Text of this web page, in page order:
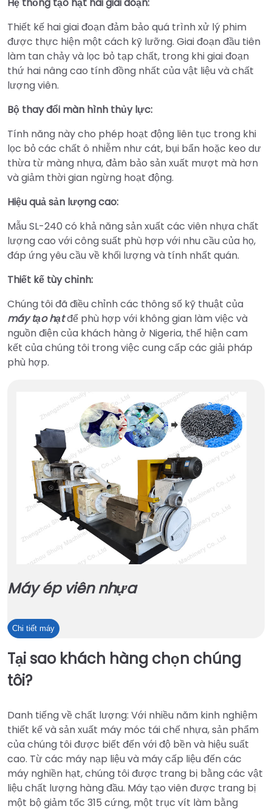
Thiết kế hai giai đoạn đảm bảo quá trình xử lý phim
được thực hiện một cách kỹ lưỡng. Giai đoạn đầu tiên
làm tan chảy và lọc bỏ tạp chất, trong khi giai đoạn
thứ hai nâng cao tính đồng nhất của vật liệu và chất
lượng viên.
Bộ thay đổi màn hình thủy lực:
Tính năng này cho phép hoạt động liên tục trong khi
lọc bỏ các chất ô nhiễm như cát, bụi bẩn hoặc keo dư
thừa từ màng nhựa, đảm bảo sản xuất mượt mà hơn
và giảm thời gian ngừng hoạt động.
Hiệu quả sản lượng cao:
Mẫu SL-240 có khả năng sản xuất các viên nhựa chất
lượng cao với công suất phù hợp với nhu cầu của họ,
đáp ứng yêu cầu về khối lượng và tính nhất quán.
Thiết kế tùy chỉnh:
Chúng tôi đã điều chỉnh các thông số kỹ thuật của
máy tạo hạtđể phù hợp với không gian làm việc và
nguồn điện của khách hàng ở Nigeria, thể hiện cam
kết của chúng tôi trong việc cung cấp các giải pháp
phù hợp.
Máy ép viên nhựa
Chi tiết máyMáy
viên
Tại sao khách hàng chọn chúng
tôi?
Danh tiếng về chất lượng: Với nhiều năm kinh nghiệm
thiết kế và sản xuất máy móc tái chế nhựa, sản phẩm
của chúng tôi được biết đến với độ bền và hiệu suất
cao. Từ các máy nạp liệu và máy cấp liệu đến các
máy nghiền hạt, chúng tôi được trang bị bằng các vật
liệu chất lượng hàng đầu. Máy tạo viên được trang bị
một bộ giảm tốc 315 cứng, một trục vít làm bằng